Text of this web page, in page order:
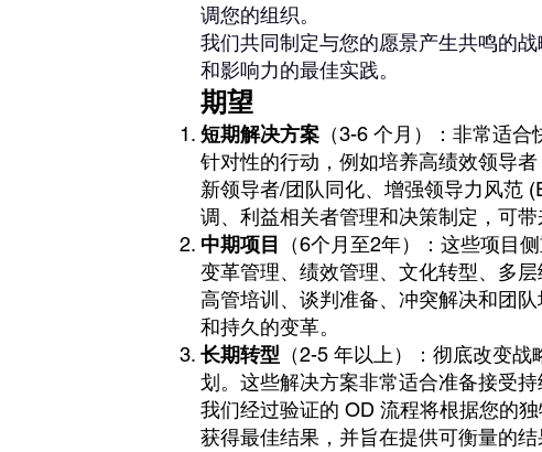
调您的组织。
我们共同制定与您的愿景产生共鸣的
和影响力的最佳实践。
期望
短期解决方案 （3-6 个月）：非常适
针对性的行动，例如培养高绩效领导者
新领导者/团队同化、增强领导力风范
调、利益相关者管理和决策制定，可带
中期项目
（6个月至2年）：这些项目
变革管理、绩效管理、文化转型、多层
高管培训、谈判准备、冲突解决和团
和持久的变革。
长期转型 （2-5 年以上）：彻底改变
划。这些解决方案非常适合准备接受持
我们经过验证的 OD 流程将根据您的
获得最佳结果，并旨在提供可衡量的